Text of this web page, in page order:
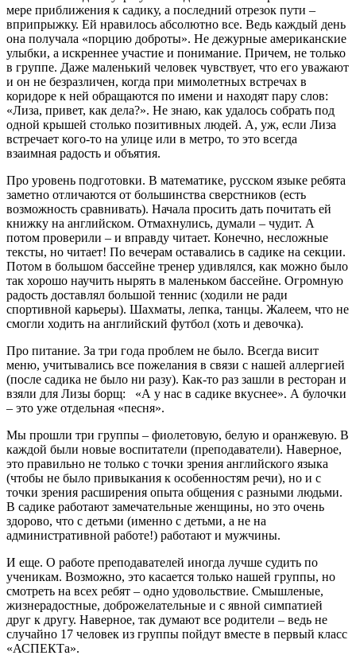
мере приближения к садику, а последний отрезок пути –
вприпрыж­ку. Ей нравилось абсолютно все. Ведь каждый день
она получала «порцию доброты». Не де­жур­­ные американские
улыбки, а искреннее участие и понимание. Причем, не только
в группе. Даже маленький человек чувствует, что его уважают
и он не безразли­чен, когда при мимолет­ных встречах в
коридоре к ней обращаются по имени и находят пару слов:
«Лиза, привет, как дела?». Не знаю, как удалось собрать под
одной крышей столько позитивных людей. А, уж, если Лиза
встречает кого-то на улице или в метро, то это всегда
взаимная радость и объятия.
Про уровень подготовки. В математике, русском языке ребята
заметно отличаются от большинства сверстников (есть
возможность сравнивать). Начала просить дать почи­тать ей
книжку на английском. Отмахнулись, думали – чудит. А
потом проверили – и вправду читает. Конечно, несложные
тексты, но читает! По вечерам оставались в садике на секции.
Потом в большом бассейне тренер удивлялся, как можно было
так хорошо научить нырять в маленьком бассейне. Огромную
радость доставлял большой теннис (ходили не ради
спортивной карьеры). Шахматы, лепка, танцы. Жалеем, что не
смогли ходить на английский футбол (хоть и девочка).
Про питание. За три года проблем не было. Всегда висит
меню, учитыва­лись все пожела­ния в связи с нашей аллергией
(после садика не было ни разу). Как-то раз зашли в ресто­ран и
взяли для Лизы борщ: «А у нас в садике вкуснее». А булочки
– это уже отдельная «песня».
Мы прошли три группы – фиолетовую, белую и оранжевую. В
каждой были новые вос­пи­татели (преподаватели). Наверное,
это правильно не только с точки зрения англий­ского язы­ка
(чтобы не было привыкания к особенностям речи), но и с
точки зрения расши­рения опыта общения с разными людьми.
В садике работают замечательные женщины, но это очень
здорово, что с детьми (именно с детьми, а не на
административной работе!) ра­бо­тают и мужчины.
И еще. О работе преподавателей иногда лучше судить по
ученикам. Возможно, это каса­ется только нашей группы, но
смотреть на всех ребят – одно удовольствие. Смышле­ные,
жиз­не­радостные, доброжелательные и с явной симпатией
друг к другу. Наверное, так думают все родители – ведь не
случайно 17 человек из группы пойдут вместе в первый класс
«АСПЕКТа».